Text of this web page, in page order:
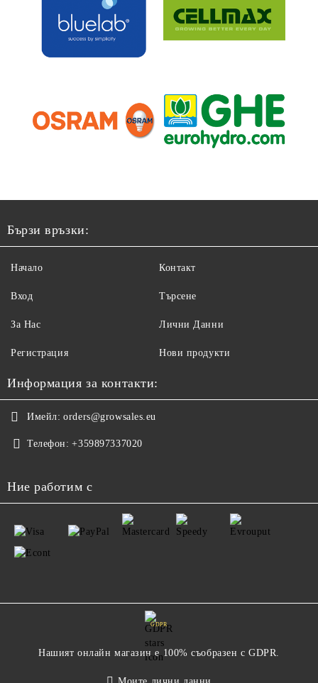
Бързи връзки:
Начало
Вход
За Нас
Регистрация
Контакт
Търсене
Лични Данни
Нови продукти
Информация за контакти:
Имейл: orders@growsales.eu
Телефон: +359897337020
Ние работим с
GDPR
Нашият онлайн магазин е 100% съобразен с GDPR.